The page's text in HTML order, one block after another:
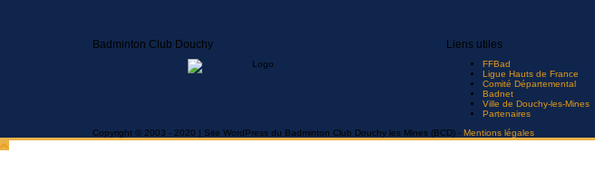
Badminton Club Douchy Liens utiles
FFBad
Ligue Hauts de France
Comité Départemental
Badnet
Ville de Douchy-les-Mines
Partenaires
Copyright © 2003 - 2020 | Site WordPress du Badminton Club Douchy les Mines (BCD) - Mentions légales